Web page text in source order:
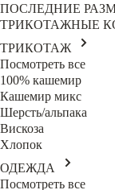
ПОСЛЕДНИЕ
ТРИКОТАЖНЫЕ
ТРИКОТАЖ
Посмотреть все
100% кашемир
Кашемир микс
Шерсть/альпака
Вискоза
Хлопок
ОДЕЖДА
Посмотреть все